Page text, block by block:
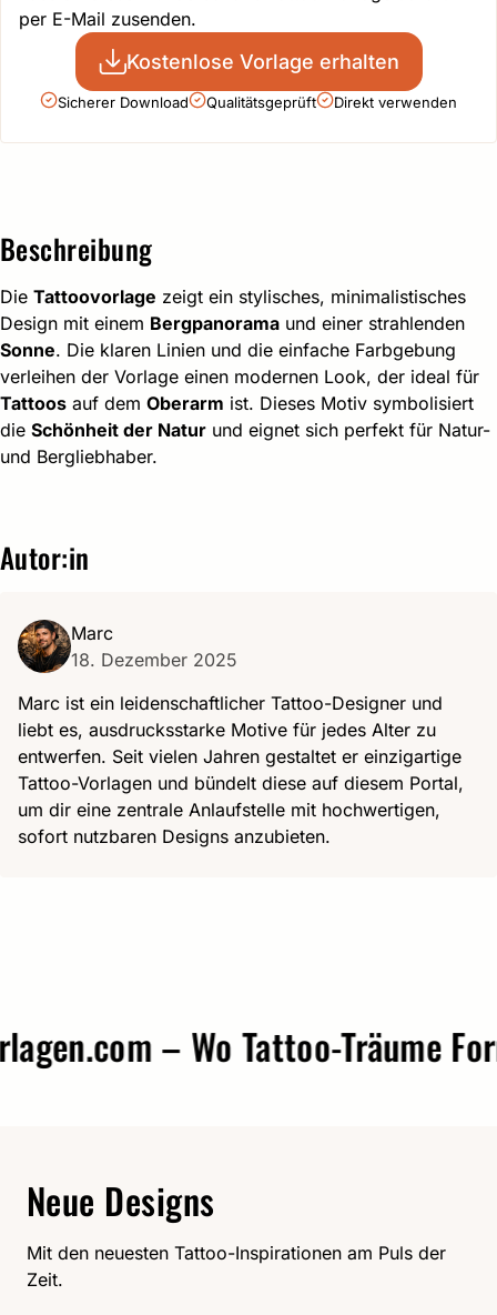
per E-Mail zusenden.
Kostenlose Vorlage erhalten
Sicherer Download Qualitätsgeprüft Direkt verwenden
Beschreibung
Die Tattoovorlage zeigt ein stylisches, minimalistisches
Design mit einem Bergpanorama und einer strahlenden
Sonne. Die klaren Linien und die einfache Farbgebung
verleihen der Vorlage einen modernen Look, der ideal für
Tattoos auf dem Oberarm ist. Dieses Motiv symbolisiert
die Schönheit der Natur und eignet sich perfekt für Natur-
und Bergliebhaber.
Autor:in
Marc
18. Dezember 2025
Marc ist ein leidenschaftlicher Tattoo-Designer und
liebt es, ausdrucksstarke Motive für jedes Alter zu
entwerfen. Seit vielen Jahren gestaltet er einzigartige
Tattoo-Vorlagen und bündelt diese auf diesem Portal,
um dir eine zentrale Anlaufstelle mit hochwertigen,
sofort nutzbaren Designs anzubieten.
– Wo Tattoo-Träume Form
Neue Designs
Mit den neuesten Tattoo-Inspirationen am Puls der
Zeit.